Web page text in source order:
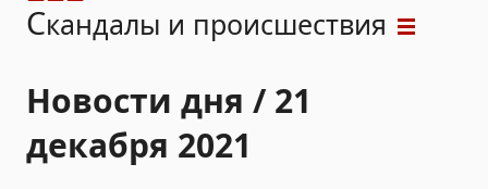
Скандалы и происшествия
Новости дня / 21
декабря 2021